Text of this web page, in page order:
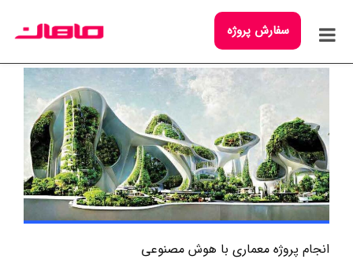
سفارش پروژه
انجام پروژه معماری با هوش مصنوعی